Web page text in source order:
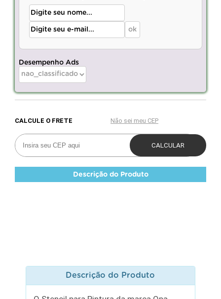
Desempenho Ads
Descrição do Produto
Descrição do Produto